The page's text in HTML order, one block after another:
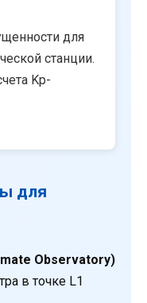
для
станции.
Kp-
для
Observatory)
в точке L1